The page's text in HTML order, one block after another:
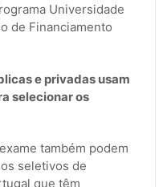
Universidade
de Financiamento
e privadas usam
selecionar os
também podem
seletivos de
que têm